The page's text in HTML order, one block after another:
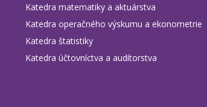
Katedra matematiky a aktuárstva
Katedra operačného výskumu a ekonometrie
Katedra štatistiky
Katedra účtovníctva a audítorstva